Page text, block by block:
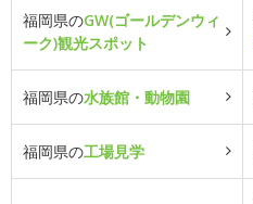
福岡県のGW(ゴールデンウィ
ーク)観光スポット
福岡県の水族館・動物園
福岡県の工場見学